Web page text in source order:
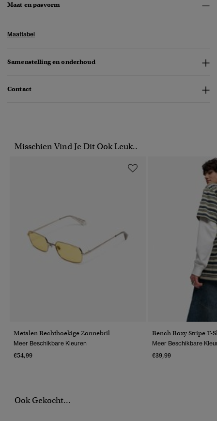
Maat en pasvorm
Maattabel
Samenstelling en onderhoud
Contact
Misschien Vind Je Dit Ook Leuk..
Metalen Rechthoekige Zonnebril
Meer Beschikbare Kleuren
€54,99
Bench Boxy Stripe T-
Meer Beschikbare
€39,99
Ook Gekocht...